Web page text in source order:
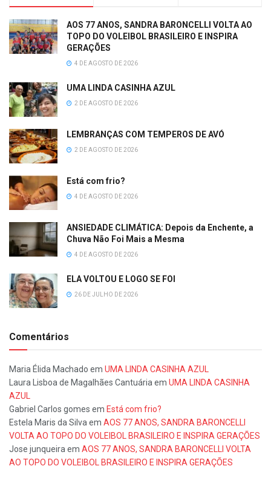
AOS 77 ANOS, SANDRA BARONCELLI VOLTA AO
TOPO DO VOLEIBOL BRASILEIRO E INSPIRA
GERAÇÕES
4 DE AGOSTO DE 2026
UMA LINDA CASINHA AZUL
2 DE AGOSTO DE 2026
LEMBRANÇAS COM TEMPEROS DE AVÓ
2 DE AGOSTO DE 2026
Está com frio?
4 DE AGOSTO DE 2026
ANSIEDADE CLIMÁTICA: Depois da Enchente, a
Chuva Não Foi Mais a Mesma
4 DE AGOSTO DE 2026
ELA VOLTOU E LOGO SE FOI
26 DE JULHO DE 2026
Comentários
Maria Élida Machado em UMA LINDA CASINHA AZUL
Laura Lisboa de Magalhães Cantuáriaem UMA LINDA CASINHA
AZUL
Gabriel Carlos gomes em Está com frio?
Estela Maris da Silvaem AOS 77 ANOS, SANDRA BARONCELLI
VOLTA AO TOPO DO VOLEIBOL BRASILEIRO E INSPIRA GERAÇÕES
Jose junqueiraem AOS 77 ANOS, SANDRA BARONCELLI VOLTA
AO TOPO DO VOLEIBOL BRASILEIRO E INSPIRA GERAÇÕES